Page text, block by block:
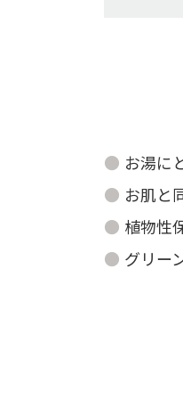
お湯に
お肌と
植物性
グリー